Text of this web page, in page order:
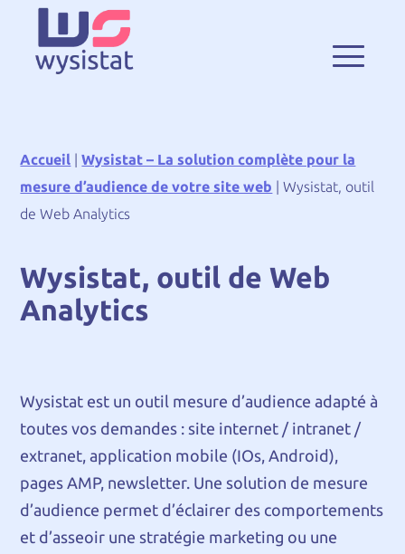
Accueil |Wysistat – La solution complète pour la
mesure d’audience de votre site web |Wysistat, outil
de Web Analytics
Wysistat, outil de Web
Analytics
Wysistat est un outil mesure d’audience adapté à
toutes vos demandes : site internet / intranet /
extranet, application mobile (IOs, Android),
pages AMP, newsletter. Une solution de mesure
d’audience permet d’éclairer des comportements
et d’asseoir une stratégie marketing ou une